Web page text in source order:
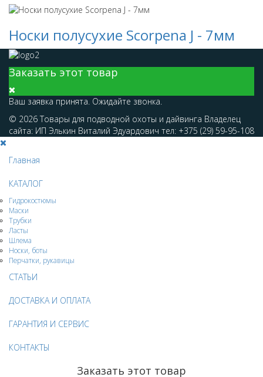
Носки полусухие Scorpena J - 7мм
Заказать этот товар
Ваш заявка принята. Ожидайте звонка.
© 2026 Товары для подводной охоты и дайвинга Владелец
сайта: ИП Элькин Виталий Эдуардович тел: +375 (29) 59-95-108
Главная
КАТАЛОГ
Гидрокостюмы
Маски
Трубки
Ласты
Шлема
Носки, боты
Перчатки, рукавицы
СТАТЬИ
ДОСТАВКА И ОПЛАТА
ГАРАНТИЯ И СЕРВИС
КОНТАКТЫ
Заказать этот товар